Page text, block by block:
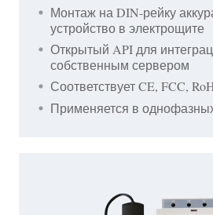
Монтаж на DIN-рейку
устройство в электрощите
Открытый API для
собственным сервером
Соответствует CE, FCC,
Применяется в